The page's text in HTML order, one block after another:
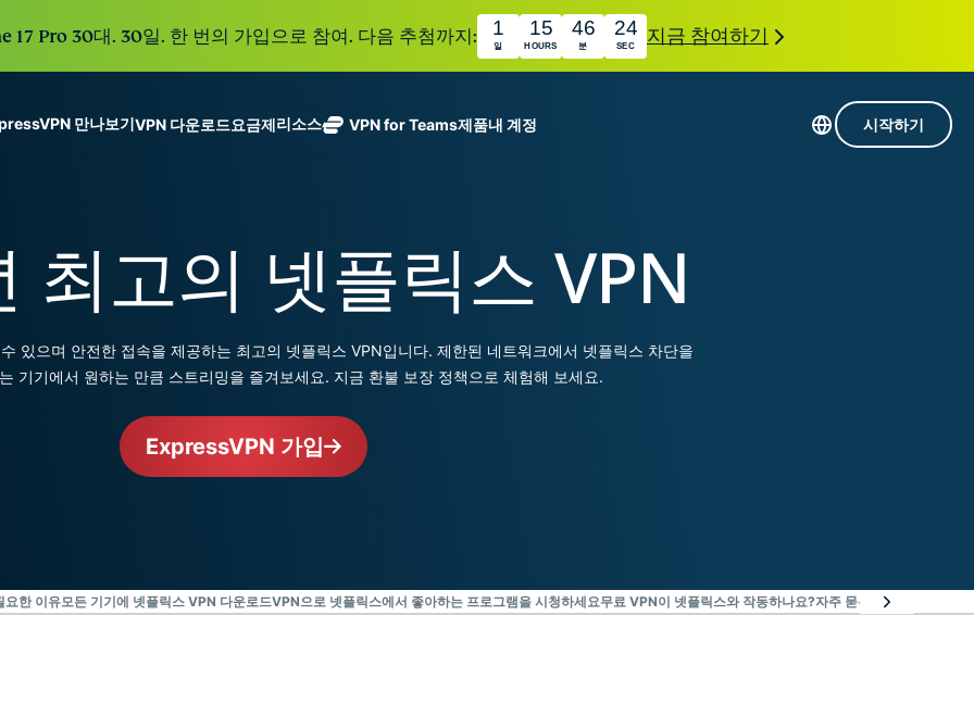
17 Pro 30대. 30일. 한 번의 가입으로 참여. 다음 추첨까지: 1
일
15
HOURS
46
분
23
SEC 지금 참여하기
만나보기
안전하게 이용하는 온라인 서비스
게임용 VPN
모든 기능 살펴보기
ExpressVPN 소개
하나의 구독으로 종합적인 첨단 개인정보 보호 및 보안 도구를 이용해 보
모든 제품 보기
VPN 다운로드
Linux NEW
요금제리소스
VPN 사용 방법
VPN 암호화 정보
VPN for Teams제품
의 초고속 VPN
입니다.
다.
안전한 비밀번
호 관리와 다중
ExpressAI
팅으로 구동되
어 프라이버시
능을 선사하는
최초의 소비자
데이터 삭제
도구 모음입니
holiday.com
eSIM
150개 이상의
가능한 무료
eSIM.
Award-
winning
macOS
firewall,
system tools,
내 계정 시작하기
최고의 넷플릭스 VPN
있으며 안전한 접속을 제공하는 최고의 넷플릭스 VPN입니다. 제한된 네트워크에서 넷플릭스 차단을
기기에서 원하는 만큼 스트리밍을 즐겨보세요. 지금 환불 보장 정책으로 체험해 보세요.
ExpressVPN 가입
요한 이유모든 기기에 넷플릭스 VPN 다운로드VPN으로 넷플릭스에서 좋아하는 프로그램을 시청하세요무료 VPN이 넷플릭스와 작동하나요?자주 묻는 질문 : 넷플릭스